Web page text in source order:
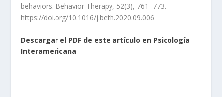
behaviors. Behavior Therapy, 52(3), 761–773.
https://doi.org/10.1016/j.beth.2020.09.006
Descargar el PDF de este artículo en Psicología
Interamericana